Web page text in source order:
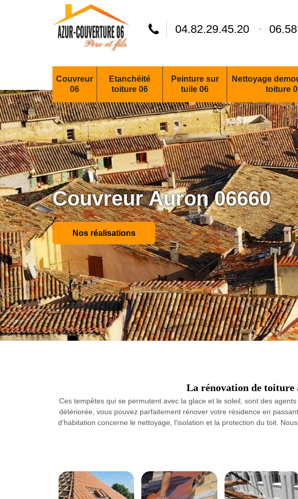
04.82.29.45.20 -
Couvreur
06
Etanchéité
toiture 06
Peinture sur
tuile 06
Nettoyage
toiture
Couvreur Auron 06660
Nos réalisations
La rénovation de toiture
Ces tempêtes qui se permutent avec la glace et le soleil, sont des
détériorée, vous pouvez parfaitement rénover votre résidence en
d’habitation concerne le nettoyage, l'isolation et la protection du toit.